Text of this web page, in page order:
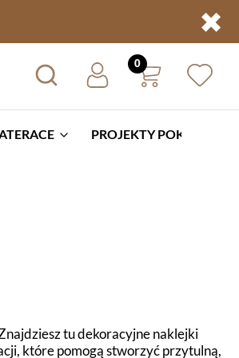
✖
PROJEKTY POKOI
tu dekoracyjne naklejki
które pomogą stworzyć przytulną,